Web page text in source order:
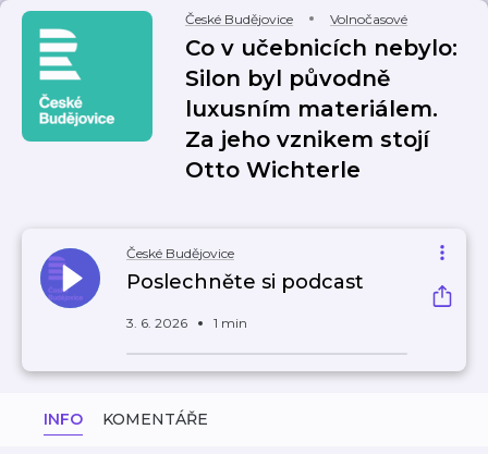
České Budějovice Volnočasové
Co v učebnicích nebylo:
Silon byl původně
luxusním materiálem.
Za jeho vznikem stojí
Otto Wichterle
České Budějovice
Poslechněte si podcast
3. 6. 2026 1 min
INFO KOMENTÁŘE